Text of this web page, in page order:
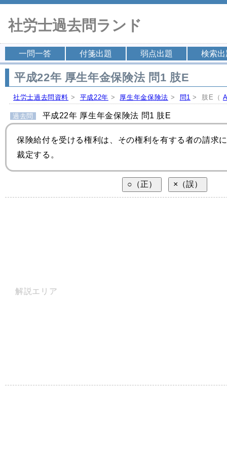
社労士過去問ランド
一問一答 付箋出題 弱点出題 検索出
平成22年 厚生年金保険法 問1 肢E
社労士過去問資料 > 平成22年 > 厚生年金保険法 > 問1 > 肢E（
過去問 平成22年 厚生年金保険法 問1 肢E
保険給付を受ける権利は、その権利を有する者の請求
裁定する。
解説エリア